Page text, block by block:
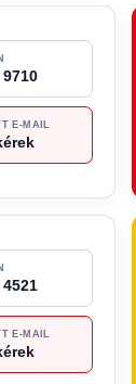
E-MAIL
E-MAIL